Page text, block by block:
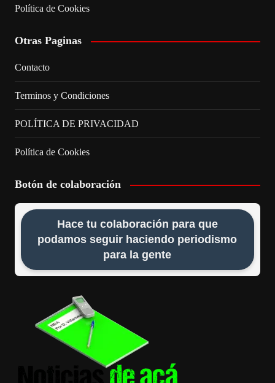
Política de Cookies
Otras Paginas
Contacto
Terminos y Condiciones
POLÍTICA DE PRIVACIDAD
Política de Cookies
Botón de colaboración
Hace tu colaboración para que
podamos seguir haciendo periodismo
para la gente